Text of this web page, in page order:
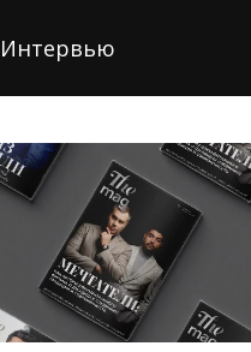
Интервью